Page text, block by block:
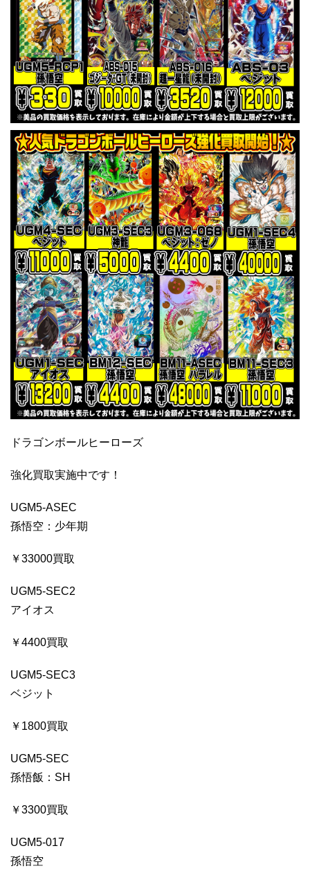
ドラゴンボールヒーローズ
強化買取実施中です！
UGM5-ASEC
孫悟空：少年期
￥33000買取
UGM5-SEC2
アイオス
￥4400買取
UGM5-SEC3
ベジット
￥1800買取
UGM5-SEC
孫悟飯：SH
￥3300買取
UGM5-017
孫悟空